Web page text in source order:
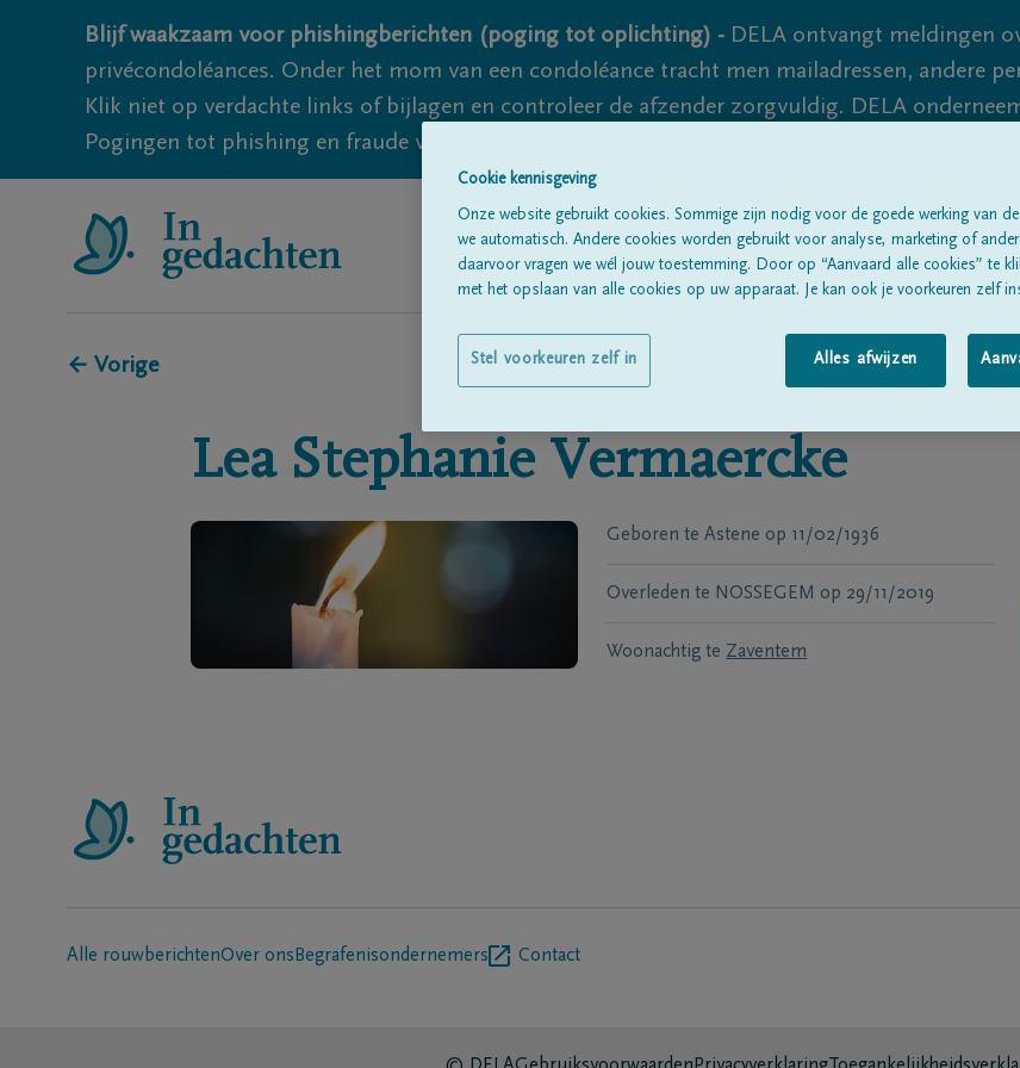
Blijf waakzaam voor phishingberichten (poging tot oplichting) - DELA ontvangt meldingen
privécondoléances. Onder het mom van een condoléance tracht men mailadressen, andere
Klik niet op verdachte links of bijlagen en controleer de afzender zorgvuldig. DELA
Pogingen tot phishing en fraude vallen echter nooit volledig uit te sluiten, dus blijf waakzaam.
Alle rouwberichten
← Vorige
Lea Stephanie Vermaercke
Geboren te Astene op 11/02/1936
Overleden te NOSSEGEM op 29/11/2019
Woonachtig te Zaventem
Alle rouwberichtenOver ons Begrafenisondernemers Contact
Cookie kennisgeving
Onze website gebruikt cookies. Sommige zijn nodig voor de goede werking van
we automatisch. Andere cookies worden gebruikt voor analyse, marketing of
daarvoor vragen we wél jouw toestemming. Door op “Aanvaard alle cookies” te
met het opslaan van alle cookies op uw apparaat. Je kan ook je voorkeuren zelf
Alles afwijzen
Stel voorkeuren zelf in